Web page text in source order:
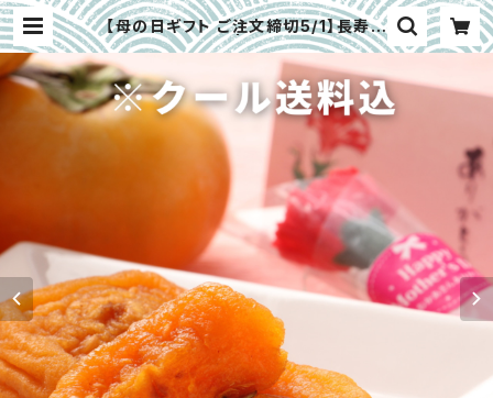
【母の日ギフト ご注文締切5/1】長寿柿
（あんぽ柿） | 大畑大介商店